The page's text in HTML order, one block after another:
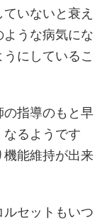
いないと衰え
うな病気にな
にしているこ
指導のもと早
なるようです
機能維持が出来
セットもいつ